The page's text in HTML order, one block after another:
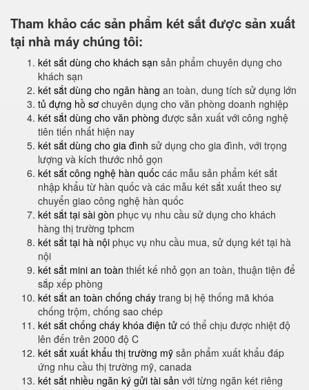
Tham khảo các sản phẩm két sắt được sản xuất
tại nhà máy chúng tôi:
két sắt dùng cho khách sạn sản phẩm chuyên dụng cho
khách sạn
két sắt dùng cho ngân hàng an toàn, dung tích sử dụng lớn
tủ đựng hồ sơ chuyên dụng cho văn phòng doanh nghiệp
két sắt dùng cho văn phòng được sản xuất với công nghệ
tiên tiến nhất hiện nay
két sắt dùng cho gia đình sử dụng cho gia đình, với trọng
lượng và kích thước nhỏ gọn
két sắt công nghệ hàn quốc các mẫu sản phẩm két sắt
nhập khẩu từ hàn quốc và các mẫu két sắt xuất theo sự
chuyển giao công nghệ hàn quốc
két sắt tại sài gòn phục vụ nhu cầu sử dụng cho khách
hàng thị trường tphcm
két sắt tại hà nội phục vụ nhu cầu mua, sử dụng két tại hà
nội
két sắt mini an toàn thiết kế nhỏ gọn an toàn, thuận tiện để
sắp xếp phòng
két sắt an toàn chống cháy trang bị hệ thống mã khóa
chống trộm, chống sao chép
két sắt chống cháy khóa điện tử có thể chịu được nhiệt độ
lên đến trên 2000 độ C
két sắt xuất khẩu thị trường mỹ sản phẩm xuất khẩu đáp
ứng nhu cầu thị trường mỹ, canada
két sắt nhiều ngăn ký gửi tài sản với từng ngăn két riêng